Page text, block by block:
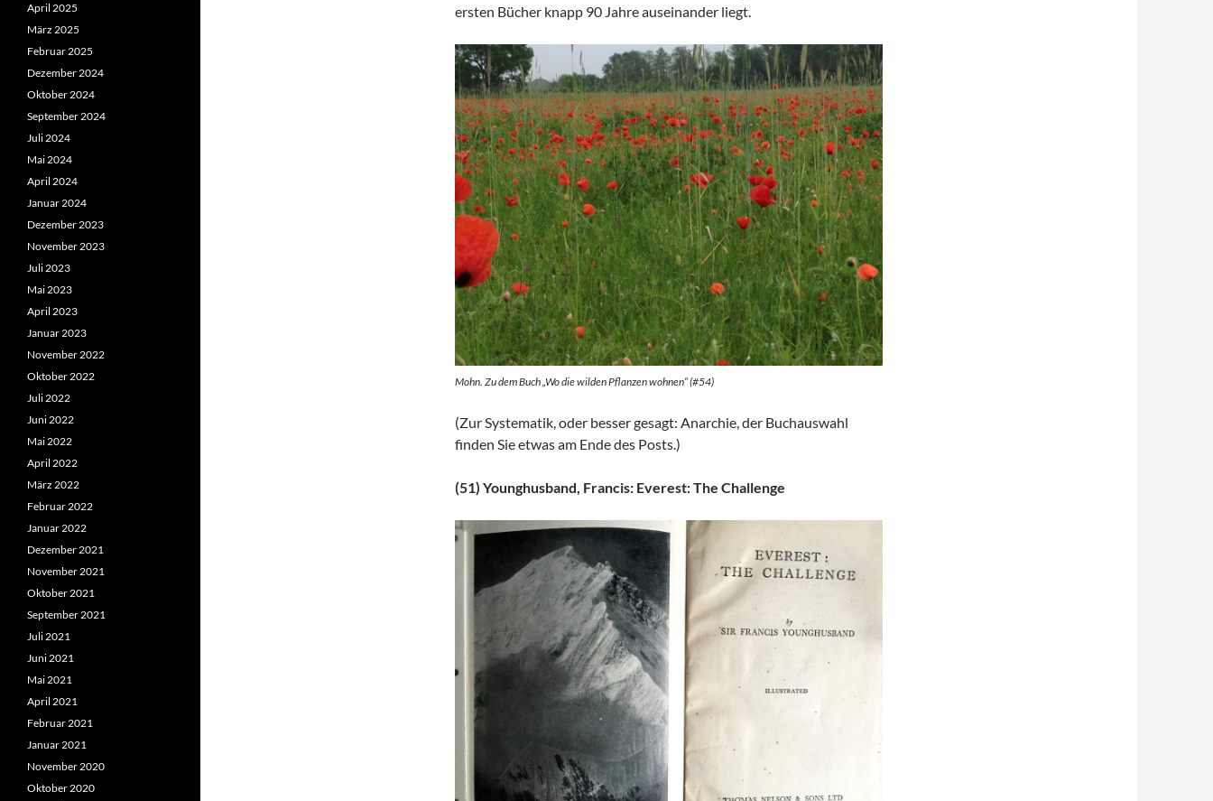
ersten Bücher knapp 90 Jahre auseinander liegt.
Mohn. Zu dem Buch „Wo die wilden Pflanzen wohnen“ (#54)
(Zur Systematik, oder besser gesagt: Anarchie, der Buchauswahl
finden Sie etwas am Ende des Posts.)
(51) Younghusband, Francis: Everest: The Challenge
April 2025
März 2025
Februar 2025
Dezember 2024
Oktober 2024
September 2024
Juli 2024
Mai 2024
April 2024
Januar 2024
Dezember 2023
November 2023
Juli 2023
Mai 2023
April 2023
Januar 2023
November 2022
Oktober 2022
Juli 2022
Juni 2022
Mai 2022
April 2022
März 2022
Februar 2022
Januar 2022
Dezember 2021
November 2021
Oktober 2021
September 2021
Juli 2021
Juni 2021
Mai 2021
April 2021
Februar 2021
Januar 2021
November 2020
Oktober 2020